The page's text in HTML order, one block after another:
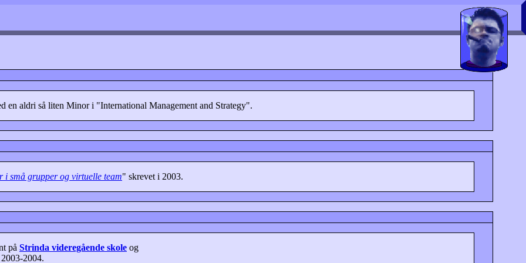
en aldri så liten Minor i "International Management and Strategy".
i små grupper og virtuelle team" skrevet i 2003.
på Strinda videregående skole og
2004.